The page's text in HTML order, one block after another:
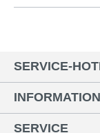
SERVICE-
INFORMATION
SERVICE